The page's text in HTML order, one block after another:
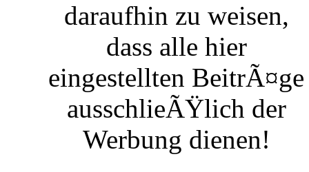
daraufhin zu weisen,
dass alle hier
eingestellten BeitrÃ¤ge
ausschlieÃŸlich der
Werbung dienen!